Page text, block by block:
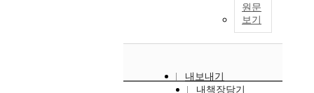
원문
보기
내보내기
내책장담기